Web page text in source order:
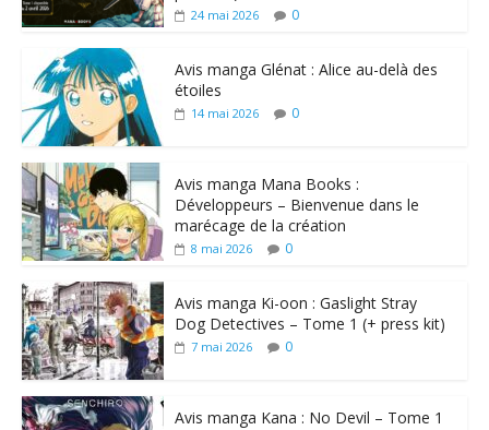
24 mai 2026 0
Avis manga Glénat : Alice au-delà des
étoiles
14 mai 2026 0
Avis manga Mana Books :
Développeurs – Bienvenue dans le
marécage de la création
8 mai 2026 0
Avis manga Ki-oon : Gaslight Stray
Dog Detectives – Tome 1 (+ press kit)
7 mai 2026 0
Avis manga Kana : No Devil – Tome 1